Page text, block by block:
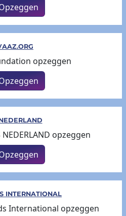
INTERNATIONAL